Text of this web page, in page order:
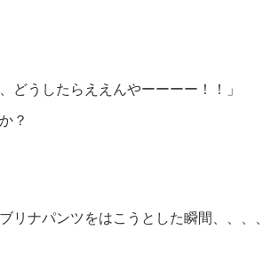
どうしたらええんやーーーー！！」
？
リナパンツをはこうとした瞬間、、、、